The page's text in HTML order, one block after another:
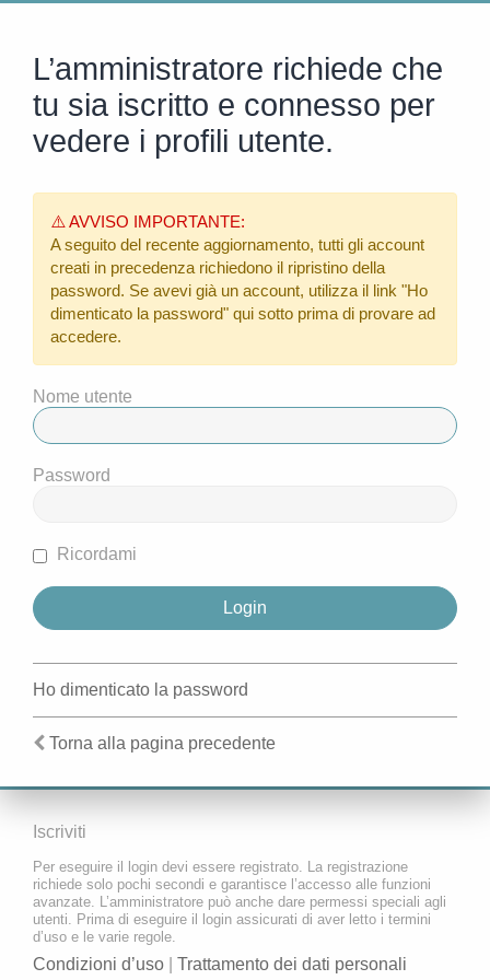
L’amministratore richiede che
tu sia iscritto e connesso per
vedere i profili utente.
⚠️ AVVISO IMPORTANTE:
A seguito del recente aggiornamento, tutti gli account
creati in precedenza richiedono il ripristino della
password. Se avevi già un account, utilizza il link "Ho
dimenticato la password" qui sotto prima di provare ad
accedere.
Nome utente
Password
Ricordami
Ho dimenticato la password
Torna alla pagina precedente
Iscriviti
Per eseguire il login devi essere registrato. La registrazione
richiede solo pochi secondi e garantisce l’accesso alle funzioni
avanzate. L’amministratore può anche dare permessi speciali agli
utenti. Prima di eseguire il login assicurati di aver letto i termini
d’uso e le varie regole.
Condizioni d’uso Trattamento dei dati personali